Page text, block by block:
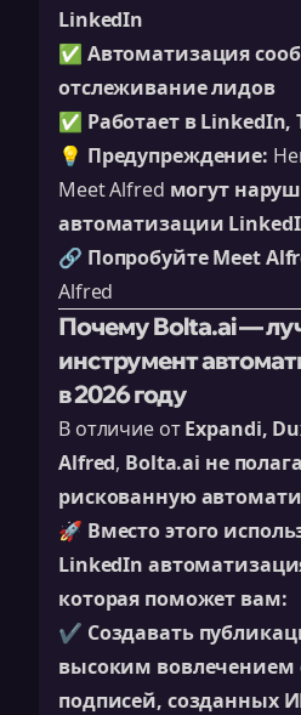
LinkedIn
✅ Автоматизация
отслеживание лидов
✅ Работает в
💡 Предупреждение:
Meet Alfred могут
автоматизации
🔗 Попробуйте Meet
Alfred
Почему Bolta.ai —
инструмент
в 2026 году
В отличие отExpandi,
Alfred, Bolta.ai не
рискованную
🚀 Вместо этого
LinkedIn
которая поможет вам:
✔️ Создавать
высоким
подписей, созданных